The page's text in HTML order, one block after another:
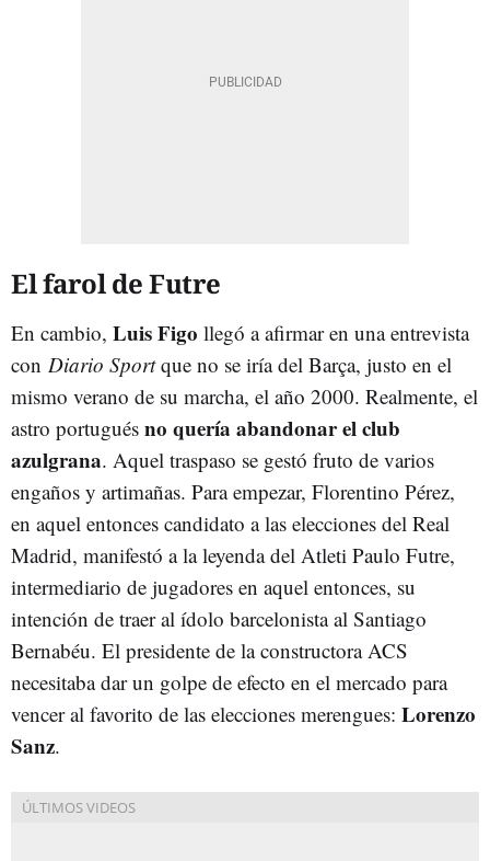
El farol de Futre
En cambio, Luis Figo llegó a afirmar en una entrevista
con Diario Sportque no se iría del Barça, justo en el
mismo verano de su marcha, el año 2000. Realmente, el
astro portugués no quería abandonar el club
azulgrana. Aquel traspaso se gestó fruto de varios
engaños y artimañas. Para empezar, Florentino Pérez,
en aquel entonces candidato a las elecciones del Real
Madrid, manifestó a la leyenda del Atleti Paulo Futre,
intermediario de jugadores en aquel entonces, su
intención de traer al ídolo barcelonista al Santiago
Bernabéu. El presidente de la constructora ACS
necesitaba dar un golpe de efecto en el mercado para
vencer al favorito de las elecciones merengues: Lorenzo
Sanz.